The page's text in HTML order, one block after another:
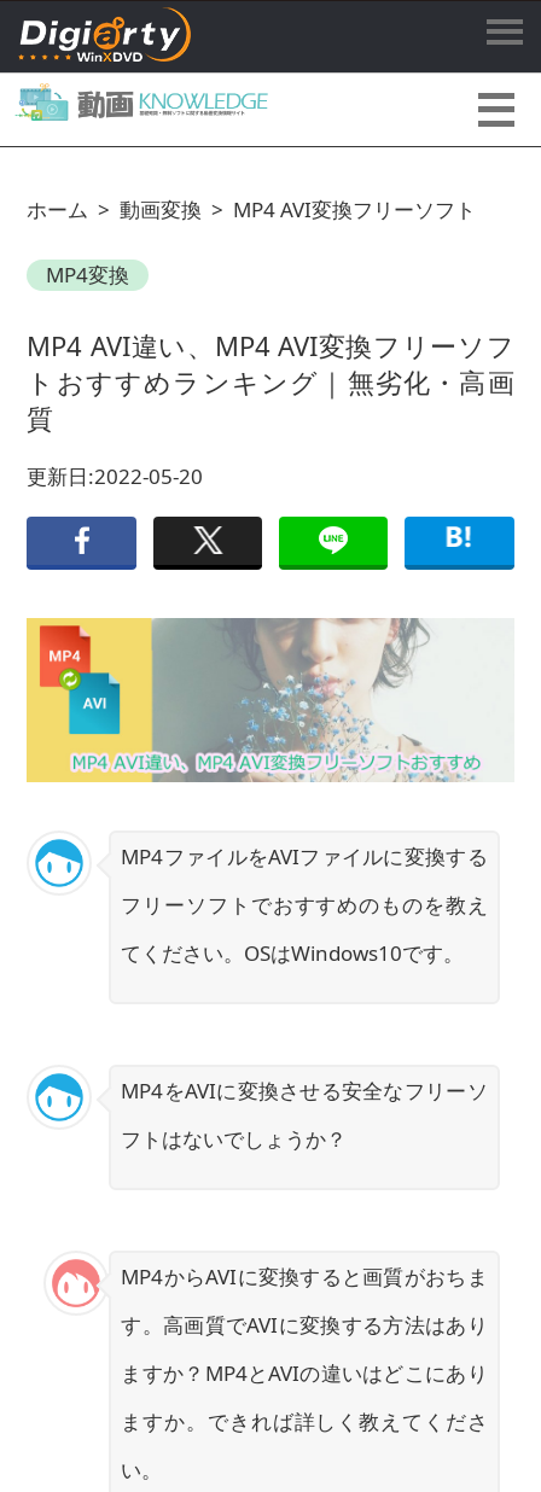
ホーム > 動画変換 > MP4 AVI変換フリーソフト
MP4変換
MP4 AVI違い、MP4 AVI変換フリーソフ
トおすすめランキング｜無劣化・高画
質
更新日:2022-05-20
MP4ファイルをAVIファイルに変換する
フリーソフトでおすすめのものを教え
てください。OSはWindows10です。
MP4をAVIに変換させる安全なフリーソ
フトはないでしょうか？
MP4からAVIに変換すると画質がおちま
す。高画質でAVIに変換する方法はあり
ますか？MP4とAVIの違いはどこにあり
ますか。できれば詳しく教えてくださ
い。